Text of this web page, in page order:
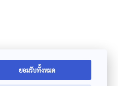
ยอมรับทั้งหมด